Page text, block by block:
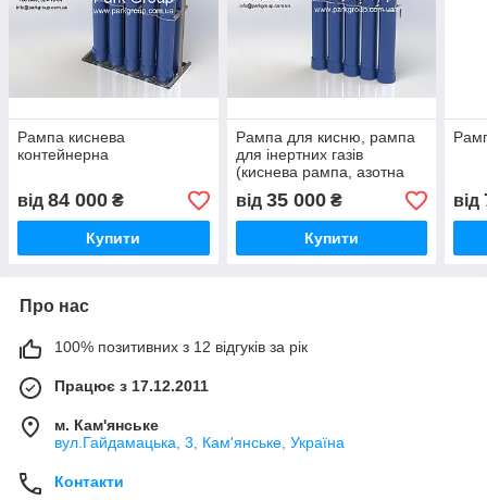
Рампа киснева
контейнерна
від 84 000 ₴
Купити
Рампа для кисню, рампа
для інертних газів
(киснева рампа, азотна
рампа)
від 35 000₴
Купити
від
Про нас
100% позитивних з 12 відгуків за рік
Працює з 17.12.2011
м. Кам'янське
вул.Гайдамацька, 3, Кам'янське, Україна
Контакти